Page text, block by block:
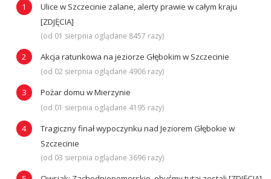
Ulice w Szczecinie zalane, alerty prawie w całym kraju
[ZDJĘCIA]
(od 01 sierpnia oglądane 8457 razy)
Akcja ratunkowa na jeziorze Głębokim w Szczecinie
(od 02 sierpnia oglądane 4906 razy)
Pożar domu w Mierzynie
(od 01 sierpnia oglądane 4195 razy)
Tragiczny finał wypoczynku nad Jeziorem Głębokie w
Szczecinie
(od 03 sierpnia oglądane 3696 razy)